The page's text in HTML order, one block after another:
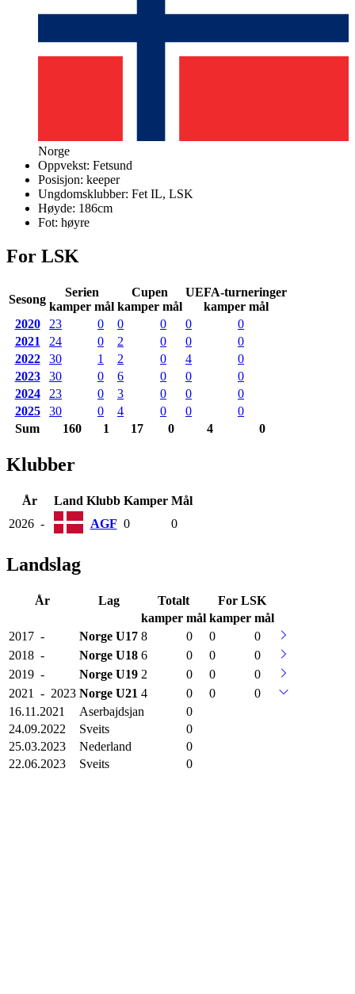
Norge
Oppvekst: Fetsund
Posisjon: keeper
Ungdomsklubber: Fet IL, LSK
Høyde: 186cm
Fot: høyre
For LSK
Sesong
Serien
kamper mål
Cupen
kamper mål
UEFA-turneringer
kamper mål
2020
23 0 0 0 0
0
2021
24 0 2 0 0
0
2022
30 1 2 0 4
0
2023
30 0 6 0 0
0
2024
23 0 3 0 0
0
2025
30 0 4 0 0
0
Sum
160 1 17 0 4 0
Klubber
År Land Klubb Kamper Mål
2026 - AGF 0 0
Landslag
År Lag Totalt
For LSK
kamper mål kamper mål
2017 - Norge U17 8 0 0
0
2018 - Norge U18 6 0 0
0
2019 - Norge U19 2 0 0
0
2021
- 2023 Norge U21 4 0 0
0
16.11.2021
Aserbajdsjan
0
24.09.2022
Sveits
0
25.03.2023
Nederland
0
22.06.2023
Sveits 0